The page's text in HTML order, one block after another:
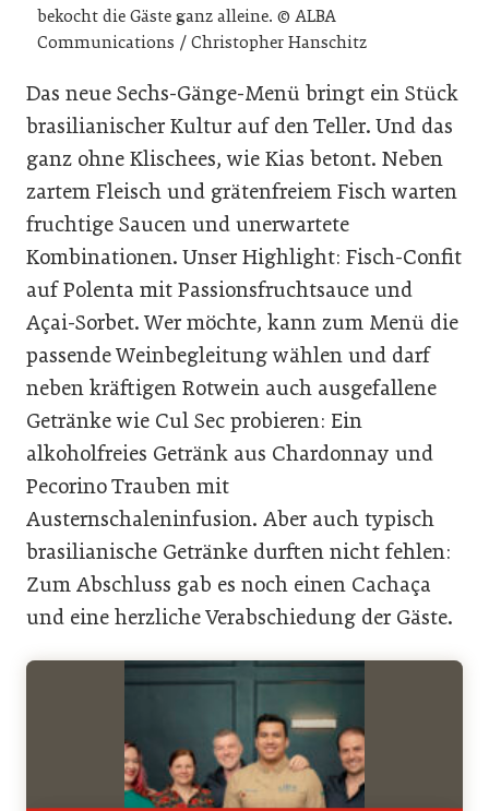
bekocht die Gäste ganz alleine. © ALBA
Communications / Christopher Hanschitz
Das neue Sechs-Gänge-Menü bringt ein Stück
brasilianischer Kultur auf den Teller. Und das
ganz ohne Klischees, wie Kias betont. Neben
zartem Fleisch und grätenfreiem Fisch warten
fruchtige Saucen und unerwartete
Kombinationen. Unser Highlight: Fisch-Confit
auf Polenta mit Passionsfruchtsauce und
Açai-Sorbet. Wer möchte, kann zum Menü die
passende Weinbegleitung wählen und darf
neben kräftigen Rotwein auch ausgefallene
Getränke wie Cul Sec probieren: Ein
alkoholfreies Getränk aus Chardonnay und
Pecorino Trauben mit
Austernschaleninfusion. Aber auch typisch
brasilianische Getränke durften nicht fehlen:
Zum Abschluss gab es noch einen Cachaça
und eine herzliche Verabschiedung der Gäste.